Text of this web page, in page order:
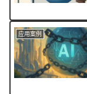
应用案例